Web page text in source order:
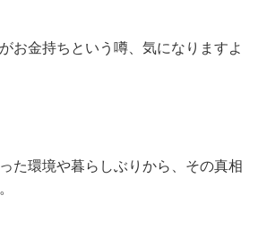
お金持ちという噂、気になりますよ
た環境や暮らしぶりから、その真相